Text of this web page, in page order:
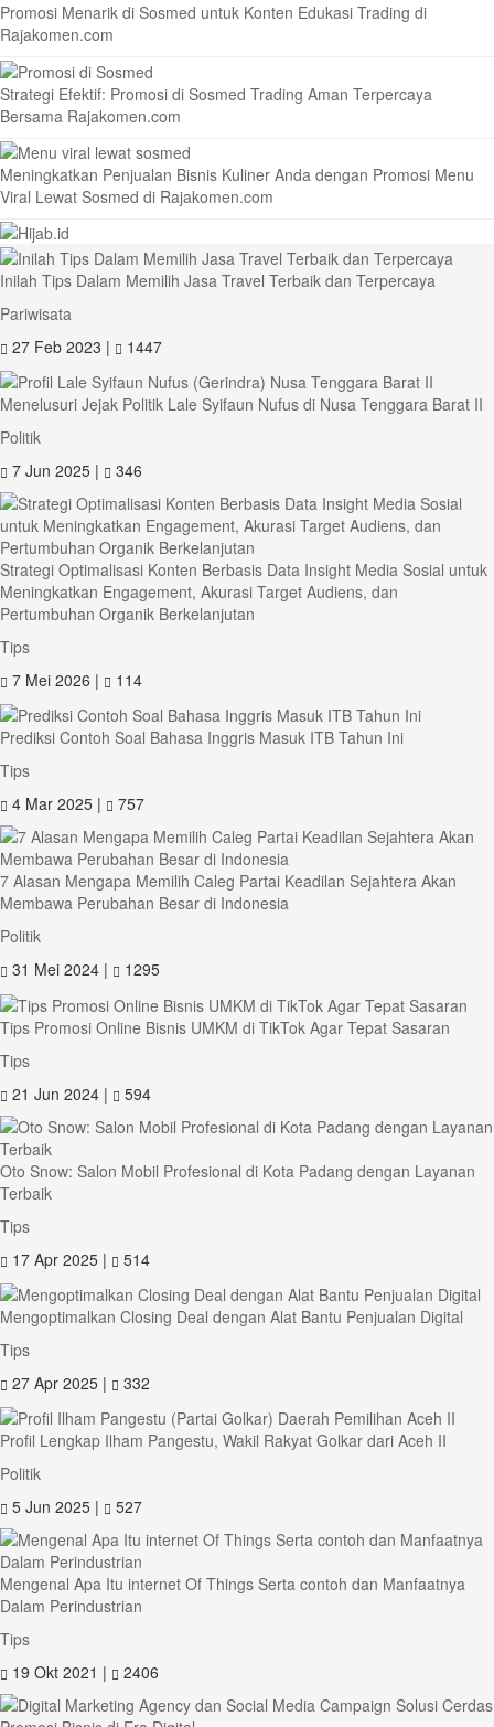
Promosi Menarik di Sosmed untuk Konten Edukasi Trading di
Rajakomen.com
Strategi Efektif: Promosi di Sosmed Trading Aman Terpercaya
Bersama Rajakomen.com
Meningkatkan Penjualan Bisnis Kuliner Anda dengan Promosi Menu
Viral Lewat Sosmed di Rajakomen.com
Inilah Tips Dalam Memilih Jasa Travel Terbaik dan Terpercaya
Pariwisata
27 Feb 2023 |
1447
Menelusuri Jejak Politik Lale Syifaun Nufus di Nusa Tenggara Barat II
Politik
7 Jun 2025 |
346
Strategi Optimalisasi Konten Berbasis Data Insight Media Sosial untuk
Meningkatkan Engagement, Akurasi Target Audiens, dan
Pertumbuhan Organik Berkelanjutan
Tips
7 Mei 2026 |
114
Prediksi Contoh Soal Bahasa Inggris Masuk ITB Tahun Ini
Tips
4 Mar 2025 |
757
7 Alasan Mengapa Memilih Caleg Partai Keadilan Sejahtera Akan
Membawa Perubahan Besar di Indonesia
Politik
31 Mei 2024 |
1295
Tips Promosi Online Bisnis UMKM di TikTok Agar Tepat Sasaran
Tips
21 Jun 2024 |
594
Oto Snow: Salon Mobil Profesional di Kota Padang dengan Layanan
Terbaik
Tips
17 Apr 2025 |
514
Mengoptimalkan Closing Deal dengan Alat Bantu Penjualan Digital
Tips
27 Apr 2025 |
332
Profil Lengkap Ilham Pangestu, Wakil Rakyat Golkar dari Aceh II
Politik
5 Jun 2025 |
527
Mengenal Apa Itu internet Of Things Serta contoh dan Manfaatnya
Dalam Perindustrian
Tips
19 Okt 2021 |
2406